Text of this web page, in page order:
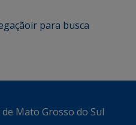
ir para busca
Mato Grosso do Sul